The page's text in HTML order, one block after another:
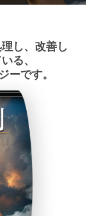
し、改善し
る、
です。